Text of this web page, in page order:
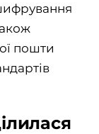
пошти